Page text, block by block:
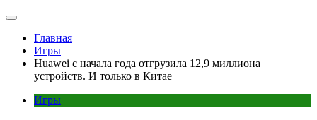
Главная
Игры
Huawei с начала года отгрузила 12,9 миллиона
устройств. И только в Китае
Игры